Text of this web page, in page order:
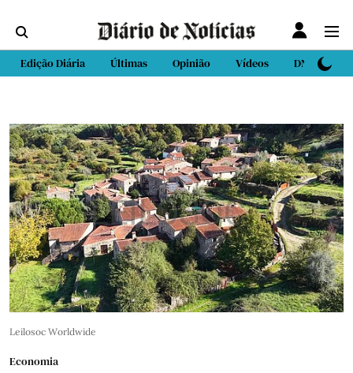
Edição Diária Últimas Opinião Vídeos DN Sport
Leilosoc Worldwide
Economia